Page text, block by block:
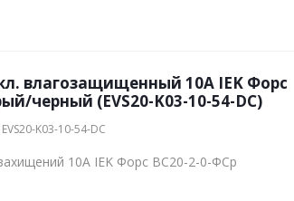
влагозащищенный 10А IEK Форс
черный (EVS20-K03-10-54-DC)
K03-10-54-DC
10А IEK Форс ВС20-2-0-ФСр